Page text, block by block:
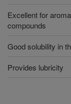
Excellent for
compounds
Good solubility in
Provides lubricity